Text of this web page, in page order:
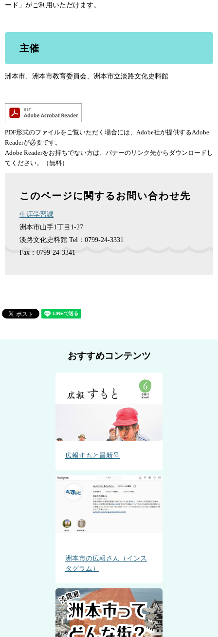
ード」がご利用いただけます。
主催
洲本市、洲本市教育委員会、洲本市立淡路文化史料館
PDF形式のファイルをご覧いただく場合には、Adobe社が提供するAdobe
Readerが必要です。
Adobe Readerをお持ちでない方は、バナーのリンク先からダウンロードし
てください。（無料）
このページに関するお問い合わせ先
生涯学習課
洲本市山手1丁目1-27
淡路文化史料館 Tel：0799-24-3331
Fax：0799-24-3341
おすすめコンテンツ
広報すもと最新号
洲本市の広報さん（インス
タグラム）